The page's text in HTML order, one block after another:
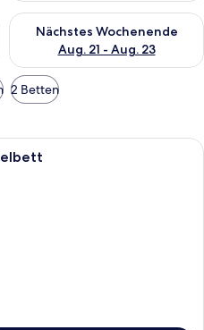
Wochenende, Aug. 14
Nächstes Wochenende
Aug. 21 - Aug. 23
Überprüfe die Verfügbarkeit
2 Betten
Ein kleines, ordentlich